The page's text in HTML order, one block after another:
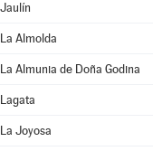
Jaulín
La Almolda
La Almunia de Doña Godina
Lagata
La Joyosa